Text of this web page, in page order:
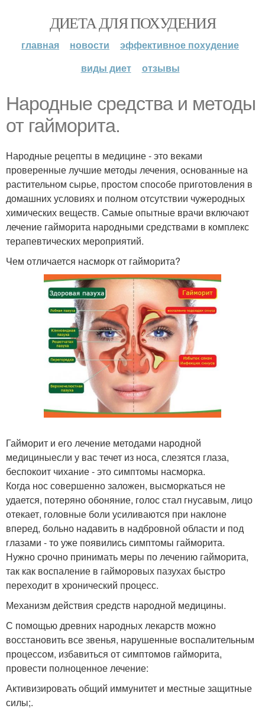
ДИЕТА ДЛЯ ПОХУДЕНИЯ
главная новости
эффективное похудение
виды диет
отзывы
Народные средства и методы
от гайморита.
Народные рецепты в медицине - это веками
проверенные лучшие методы лечения, основанные на
растительном сырье, простом способе приготовления в
домашних условиях и полном отсутствии чужеродных
химических веществ. Самые опытные врачи включают
лечение гайморита народными средствами в комплекс
терапевтических мероприятий.
Чем отличается насморк от гайморита?
Гайморит и его лечение методами народной
медициныесли у вас течет из носа, слезятся глаза,
беспокоит чихание - это симптомы насморка.
Когда нос совершенно заложен, высморкаться не
удается, потеряно обоняние, голос стал гнусавым, лицо
отекает, головные боли усиливаются при наклоне
вперед, больно надавить в надбровной области и под
глазами - то уже появились симптомы гайморита.
Нужно срочно принимать меры по лечению гайморита,
так как воспаление в гайморовых пазухах быстро
переходит в хронический процесс.
Механизм действия средств народной медицины.
С помощью древних народных лекарств можно
восстановить все звенья, нарушенные воспалительным
процессом, избавиться от симптомов гайморита,
провести полноценное лечение:
Активизировать общий иммунитет и местные защитные
силы;.